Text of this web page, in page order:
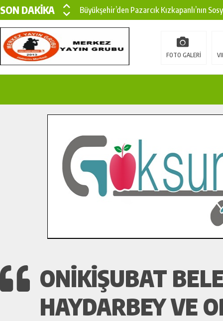
SON DAKİKA
Büyükşehir’den Pazarcık Kızkapanlı’nın
Büyükşehir’den Pazarcık Kırsalına Modern
Çin’den KSÜ’ye Uluslararası Başarı:
İlçe Jandarma Komutanı Karakaya’dan
Bertiz’in Yeni Köprüsünde Sona Doğru.
FOTO GALERİ
ONIKIŞUBAT
HAYDARBEY VE